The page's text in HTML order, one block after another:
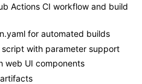
Actions CI workflow and build
for automated builds
with parameter support
web UI components